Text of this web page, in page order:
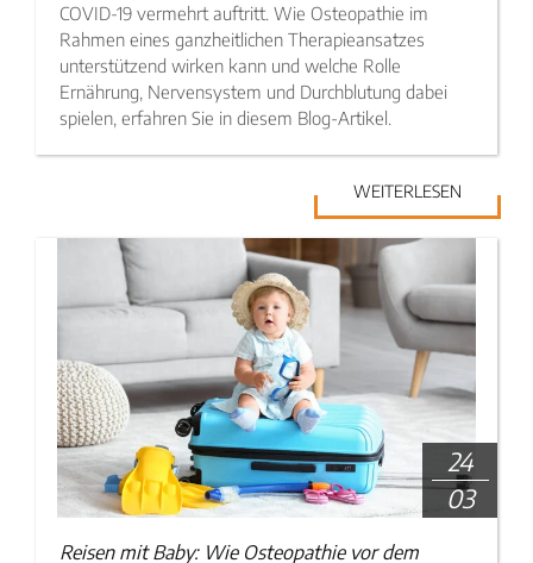
COVID-19 vermehrt auftritt. Wie Osteopathie im
Rahmen eines ganzheitlichen Therapieansatzes
unterstützend wirken kann und welche Rolle
Ernährung, Nervensystem und Durchblutung dabei
spielen, erfahren Sie in diesem Blog-Artikel.
WEITERLESEN
24
03
Reisen mit Baby: Wie Osteopathie vor dem